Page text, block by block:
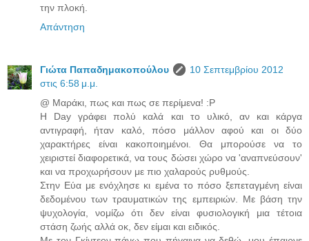
την πλοκή.
Απάντηση
Γιώτα Παπαδημακοπούλου
10 Σεπτεμβρίου 2012
στις 6:58 μ.μ.
@ Μαράκι, πως και πως σε περίμενα! :P
Η Day γράφει πολύ καλά και το υλικό, αν και κάργα
αντιγραφή, ήταν καλό, πόσο μάλλον αφού και οι δύο
χαρακτήρες είναι κακοποιημένοι. Θα μπορούσε να το
χειριστεί διαφορετικά, να τους δώσει χώρο να 'αναπνεύσουν'
και να προχωρήσουν με πιο χαλαρούς ρυθμούς.
Στην Εύα με ενόχλησε κι εμένα το πόσο ξεπεταγμένη είναι
δεδομένου των τραυματικών της εμπειριών. Με βάση την
ψυχολογία, νομίζω ότι δεν είναι φυσιολογική μια τέτοια
στάση ζωής αλλά οκ, δεν είμαι και ειδικός.